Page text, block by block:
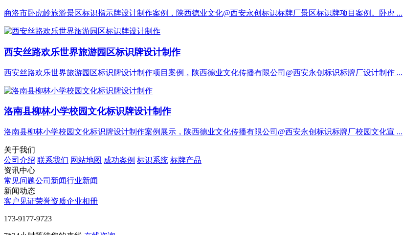
商洛市卧虎岭旅游景区标识指示牌设计制作案例，陕西德业文化@西安永创标识标牌厂景区标识牌项目案例。卧虎 ...
西安丝路欢乐世界旅游园区标识牌设计制作
西安丝路欢乐世界旅游园区标识牌设计制作项目案例，陕西德业文化传播有限公司@西安永创标识标牌厂设计制作 ...
洛南县柳林小学校园文化标识牌设计制作
洛南县柳林小学校园文化标识牌设计制作案例展示，陕西德业文化传播有限公司@西安永创标识标牌厂校园文化宣 ...
关于我们
公司介绍 联系我们 网站地图 成功案例 标识系统 标牌产品
资讯中心
常见问题公司新闻行业新闻
新闻动态
客户见证荣誉资质企业相册
‭173-9177-9723